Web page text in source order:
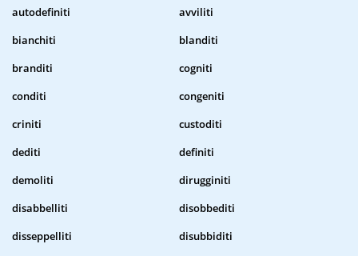
autodefiniti
avviliti
bianchiti
blanditi
branditi
cogniti
conditi
congeniti
criniti
custoditi
dediti
definiti
demoliti
dirugginiti
disabbelliti
disobbediti
disseppelliti
disubbiditi